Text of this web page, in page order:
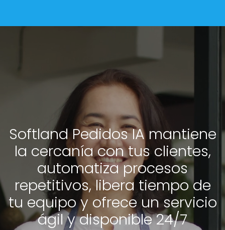
Softland Pedidos IA mantiene
la cercanía con tus clientes,
automatiza procesos
repetitivos, libera tiempo de
tu equipo y ofrece un servicio
ágil y disponible 24/7